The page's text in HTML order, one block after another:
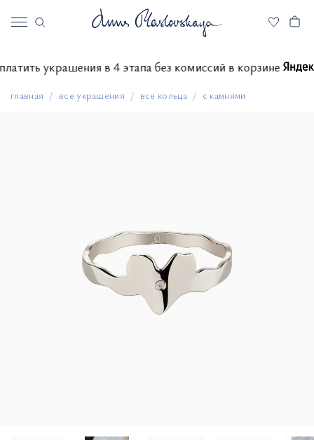
оплатить украшения в 4 этапа без комиссий в корзине
главная все украшения все кольца с камнями